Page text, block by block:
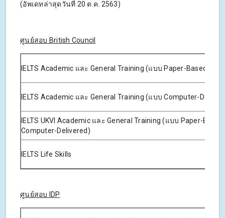
(อัพเดทล่าสุดวันที่ 20 ต.ค. 2563)
ศูนย์สอบ British Council
IELTS Academic และ General Training (แบบ Paper-Based)
IELTS Academic และ General Training (แบบ Computer-
IELTS UKVI Academic และ General Training (แบบ Paper-
Computer-Delivered)
IELTS Life Skills
ศูนย์สอบ IDP